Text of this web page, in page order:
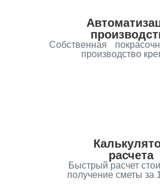
Собственная
производство
расчета
Быстрый расчет
получение сметы за